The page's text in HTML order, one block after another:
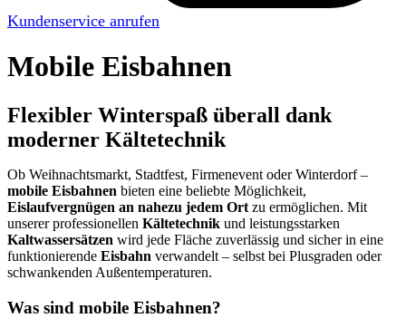
Kundenservice anrufen
Mobile Eisbahnen
Flexibler Winterspaß überall dank
moderner Kältetechnik
Ob Weihnachtsmarkt, Stadtfest, Firmenevent oder Winterdorf –
mobile Eisbahnen bieten eine beliebte Möglichkeit,
Eislaufvergnügen an nahezu jedem Ort zu ermöglichen. Mit
unserer professionellen Kältetechnik und leistungsstarken
Kaltwassersätzen wird jede Fläche zuverlässig und sicher in eine
funktionierende Eisbahn verwandelt – selbst bei Plusgraden oder
schwankenden Außentemperaturen.
Was sind mobile Eisbahnen?